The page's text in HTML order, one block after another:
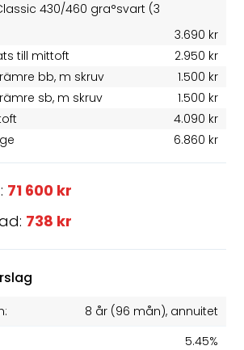
430/460 gra°svart (3
3.690 kr
till mittoft
2.950 kr
bb, m skruv
1.500 kr
sb, m skruv
1.500 kr
4.090 kr
6.860 kr
71 600 kr
738 kr
8 år(96 mån), annuitet
5.45%